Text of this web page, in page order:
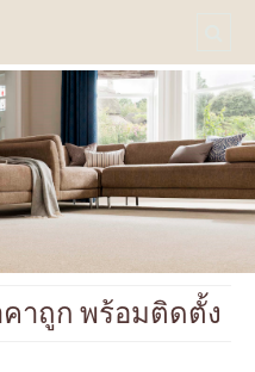
าถูก พร้อมติดตั้ง